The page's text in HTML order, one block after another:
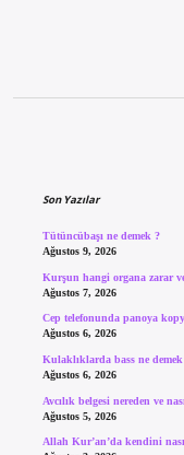
Son Yazılar
Tütüncübaşı ne demek ?
Ağustos 9, 2026
Kurşun hangi organa zarar
Ağustos 7, 2026
Cep telefonunda panoya
Ağustos 6, 2026
Kulaklıklarda bass ne demek
Ağustos 6, 2026
Avcılık belgesi nereden ve
Ağustos 5, 2026
Allah Kur’an’da kendini